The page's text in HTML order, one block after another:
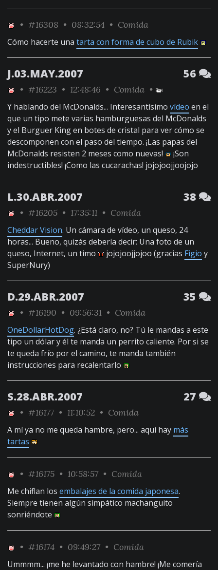
• #16308 • 08:32:54 • Comida
Cómo hacerte una tarta con forma de cubo de Rubik
J.03.MAY.2007 56
• #16223 • 12:48:46 • Comida •
Y hablando del McDonalds... Interesantísimo vídeo en el
que un tipo mete varias hamburguesas del McDonalds
y el Burguer King en botes de cristal para ver cómo se
descomponen con el paso del tiempo. ¡Las papas del
McDonalds resisten 2 meses como nuevas!
¡Son
indestructibles! ¡Como las cucarachas! jojojoojjoojojo
L.30.ABR.2007 38
• #16205 • 17:35:11 • Comida
Cheddar Vision. Un cámara de vídeo, un queso, 24
horas... Bueno, quizás debería decir: Una foto de un
queso, Internet, un timo
jojojoojjojoo (gracias Figio y
SuperNury)
D.29.ABR.2007 35
• #16190 • 09:56:31 • Comida
OneDollarHotDog. ¿Está claro, no? Tú le mandas a este
tipo un dólar y él te manda un perrito caliente. Por si se
te queda frío por el camino, te manda también
instrucciones para recalentarlo
S.28.ABR.2007 27
• #16177 • 11:10:52 • Comida
A mí ya no me queda hambre, pero... aquí hay más
tartas
• #16175 • 10:58:57 • Comida
Me chiflan los embalajes de la comida japonesa.
Siempre tienen algún simpático machanguito
sonriéndote
• #16174 • 09:49:27 • Comida
Ummmm... ¡me he levantado con hambre! ¡Me comería